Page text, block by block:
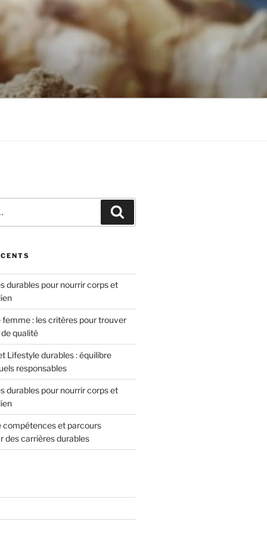
durables pour nourrir corps et
: les critères pour trouver
qualité
Lifestyle durables : équilibre
responsables
durables pour nourrir corps et
compétences et parcours
des carrières durables